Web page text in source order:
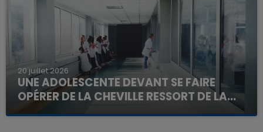
20 juillet 2026
UNE ADOLESCENTE DEVANT SE FAIRE
OPÉRER DE LA CHEVILLE RESSORT DE LA...
La famille a porté plainte contre la clinique qui a